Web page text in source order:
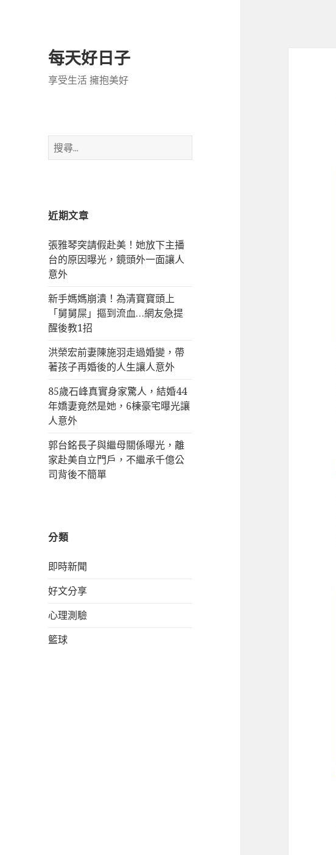
每天好日子
享受生活 擁抱美好
搜
尋
近期文章
張雅琴突請假赴美！她放下主播
台的原因曝光，鏡頭外一面讓人
意外
新手媽媽崩潰！為清寶寶頭上
「舅舅屎」摳到流血…網友急提
醒後教1招
洪榮宏前妻陳施羽走過婚變，帶
著孩子再婚後的人生讓人意外
85歲石峰真實身家驚人，結婚44
年嬌妻竟然是她，6棟豪宅曝光讓
人意外
郭台銘長子與繼母關係曝光，離
家赴美自立門戶，不繼承千億公
司背後不簡單
分類
即時新聞
好文分享
心理測驗
籃球